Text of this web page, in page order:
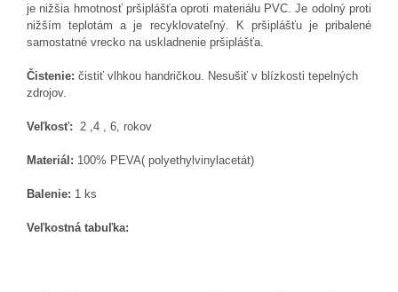
je nižšia hmotnosť pršiplášťa oproti materiálu PVC. Je odolný proti
nižším teplotám a je recyklovateľný. K pršiplášťu je pribalené
samostatné vrecko na uskladnenie pršiplášťa.
Čistenie: čistiť vlhkou handričkou. Nesušiť v blízkosti tepelných
zdrojov.
Veľkosť: 2 ,4 , 6, rokov
Materiál: 100% PEVA( polyethylvinylacetát)
Balenie: 1 ks
Veľkostná tabuľka: